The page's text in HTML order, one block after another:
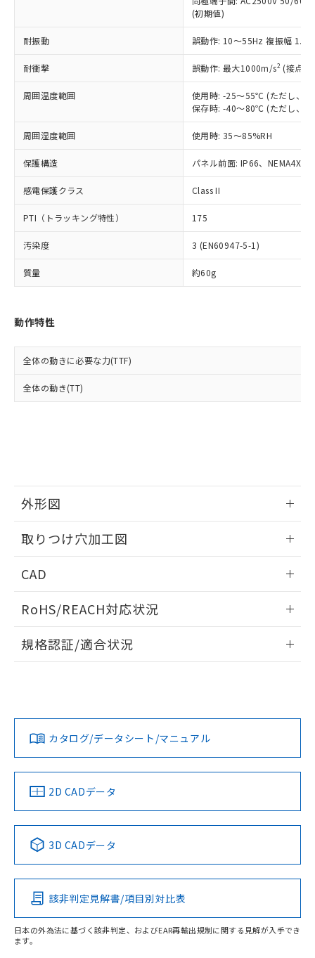
(初期値)
耐振動 誤動作: 10～55Hz 複振幅
耐衝撃 誤動作: 最大1000m/s2 (接点
周囲温度範囲
使用時: -25～55℃ (ただし、氷
保存時: -40～80℃ (ただし、氷
周囲湿度範囲 使用時: 35～85%RH
保護構造 パネル前面: IP66、NEMA4X,
感電保護クラス Class II
PTI（トラッキング特性） 175
汚染度 3 (EN60947-5-1)
質量 約60g
動作特性
全体の動きに必要な力(TTF)
全体の動き(TT)
外形図
取りつけ穴加工図
CAD
ドすることができます。
ログイン/会員登録
ダウンロードデータをご利用いただく前に、以下を必ずお読
みください。
ソフトウェアの使用条件
RoHS/REACH対応状況
EU RoHS 注意事項・凡例
対応済み
中国 RoHS 注意事項・凡例
Pb Hg Cd Cr(VI)
O
規格認証/適合状況
カタログ/データシート/マニュアル
2D CADデータ
3D CADデータ
該非判定見解書/項目別対比表
日本の外為法に基づく該非判定、およびEAR再輸出規制に関する見解が入手でき
ます。
在庫状況および標準価格照会結果は、
記載している更新日時点での社内デー
タに基づき作成されるものであり、閲
覧された時点での実際の在庫および標
準価格とは異なる場合があることをご
正式な納期状況および標準価格はお客
様のお取引先、またはお客様担当のオ
ムロン制御機器販売店・当社販売員に
オムロン制御機器販売店や当社販売拠
販売ネットワーク
」をご確認
在庫状況および標準価格結果を当社の
事前の承諾なく第三者に漏洩または開
示しないようお願いします。
マイパーツ機能（部品リスト作成サー
ビス）をご利用いただくには、I-Web
メンバーズにご登録されている必要が
あります。
品・サービスに関するお客様との取
引・商談に必要な範囲で利用すること
※当社の共同利用者とは、
の共同利用に関して"
の「1.共同利
鉛(Pb) 1000ppm以下、 水銀(Hg) 1000ppm以下、 カド
類(PBB) 1000ppm以下、ポリ臭化ジフェニルエーテル類
(PBDE) 1000ppm以下、フタル酸ビス(2-エチルヘキシ
ル) (DEHP)(別名：DOP) 1000ppm以下、フタル酸ブチ
ルベンジル（BBP） 1000ppm以下、フタル酸ジブチル
（DBP） 1000ppm以下、フタル酸ジイソブチル
但し、RoHS指令で産業用監視および制御機器に対する
図的な使用がないことを確認しています。
部品在庫の切り替え状況などにより、予定
月が前後することがあります。
とができます。
EU RoHS指令（10物質）の非含有証明書
51物質の非含有証明書（当社基準）
荷製品に未対応品が混在することから備考
欄に対応日を記載しておりました。
既に当社にて対応品への在庫切替を完了
していることから、特段のことがない限
り、2022年1月12日より割愛しておりま
*中国RoHS10物質の基準値 (GB/T26572)：
Pb(鉛) :1000ppm、 Hg(水銀) : 1000ppm、 Cd(カドミウ
Cr(Ⅵ)(六価クロム) : 1000ppm、 PBBs(ポリ臭化ビフェ
ニル類) : 1000ppm、 PBDEs(ポリ臭化ジフェニルエーテ
ル類) : 1000ppm、
DBP(フタル酸ジブチル) : 1000ppm、 DIBP(フタル酸ジ
イソブチル) : 1000ppm、 BBP(フタル酸ブチルベンジ
DEHP(フタル酸ビス(2-エチルヘキシル)) : 1000ppm
「ｅ」：有害物質（10物質）のすべてが基
準値以下であることを示します。
「10」：通常の使用状況下において有害物
質が外部に漏えいし、環境に深刻な影響を
及ぼさない年数を意味します。
「－」：未確認です。当社販売部門へお問
（以下｢規制貨物等」という）を輸出
または国外への提供する場合は、日本
国政府の輸出許可(または役務取引許
可)を取得するなどの必要な手続きを
当社は規制貨物を破棄する場合は、完
全に破砕するなど、違法に輸出されな
いよう必要な手段を講じます。
当社は貴社製品を、核兵器、ミサイ
ル、化学兵器、生物兵器またはその他
武器並びにこれらの製造装置等に一切
当社は、貴社製品を第三者に販売する
場合は、上記1、2および3の内容を当
該第三者に通知します。また当社は、
販売先および販売に係わる関係者が違
法に輸出するおそれがある場合は、取
り引きをいたしません。
合意する
一定数以上の在庫あり
一定数には満たないが在庫あり
在庫なし(最新の在庫状況につ
いては、お客様のお取引先、ま
たはお客様担当のオムロン制御
機器販売店・当社販売員にご確
認ください)
受注生産機種、また在庫状況の
情報を公開していない機種